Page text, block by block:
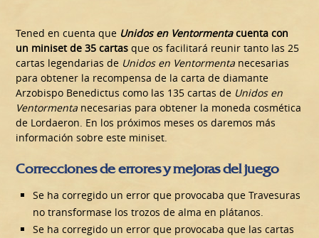
Tened en cuenta que Unidos en Ventormentacuenta con
un miniset de 35 cartas que os facilitará reunir tanto las 25
cartas legendarias de Unidos en Ventormenta necesarias
para obtener la recompensa de la carta de diamante
Arzobispo Benedictus como las 135 cartas de Unidos en
Ventormenta necesarias para obtener la moneda cosmética
de Lordaeron. En los próximos meses os daremos más
información sobre este miniset.
Correcciones de errores y mejoras del juego
Se ha corregido un error que provocaba que Travesuras
no transformase los trozos de alma en plátanos.
Se ha corregido un error que provocaba que las cartas